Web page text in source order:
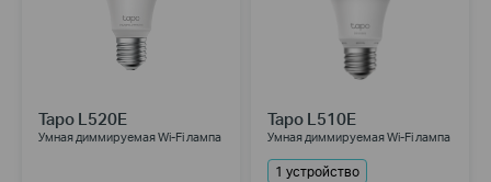
Tapo L520E
Умная диммируемая Wi-Fi лампа
Tapo L510E
Умная диммируемая Wi-Fi лампа
1 устройство